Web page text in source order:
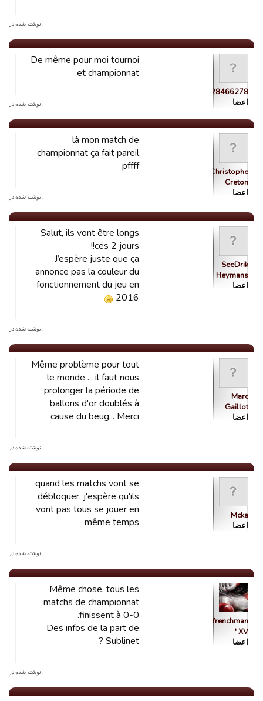
. نوشته شده در
guest_1442228466278
اعضا
De même pour moi tournoi
et championnat
. نوشته شده در
Christophe
Creton
اعضا
là mon match de
championnat ça fait pareil
pffff
. نوشته شده در
SeeDrik
Heymans
اعضا
Salut, ils vont être longs
ces 2 jours!!
J’espère juste que ça
annonce pas la couleur du
fonctionnement du jeu en
2016
. نوشته شده در
Marc
Gaillot
اعضا
Même problème pour tout
le monde ... il faut nous
prolonger la période de
ballons d'or doublés à
cause du beug... Merci
. نوشته شده در
Mcka
اعضا
quand les matchs vont se
débloquer, j'espère qu'ils
vont pas tous se jouer en
même temps
. نوشته شده در
Foulfrenchman
' XV
اعضا
Même chose, tous les
matchs de championnat
finissent à 0-0.
Des infos de la part de
Sublinet ?
. نوشته شده در